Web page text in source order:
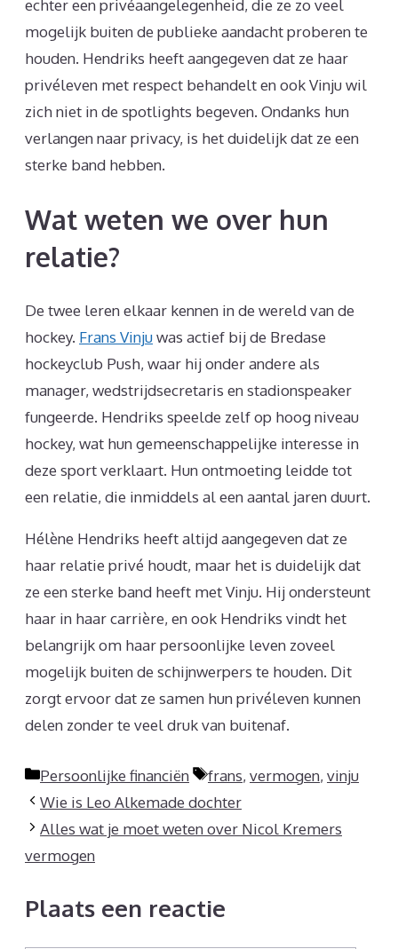
echter een privéaangelegenheid, die ze zo veel
mogelijk buiten de publieke aandacht proberen te
houden. Hendriks heeft aangegeven dat ze haar
privéleven met respect behandelt en ook Vinju wil
zich niet in de spotlights begeven. Ondanks hun
verlangen naar privacy, is het duidelijk dat ze een
sterke band hebben.
Wat weten we over hun
relatie?
De twee leren elkaar kennen in de wereld van de
hockey. Frans Vinjuwas actief bij de Bredase
hockeyclub Push, waar hij onder andere als
manager, wedstrijdsecretaris en stadionspeaker
fungeerde. Hendriks speelde zelf op hoog niveau
hockey, wat hun gemeenschappelijke interesse in
deze sport verklaart. Hun ontmoeting leidde tot
een relatie, die inmiddels al een aantal jaren duurt.
Hélène Hendriks heeft altijd aangegeven dat ze
haar relatie privé houdt, maar het is duidelijk dat
ze een sterke band heeft met Vinju. Hij ondersteunt
haar in haar carrière, en ook Hendriks vindt het
belangrijk om haar persoonlijke leven zoveel
mogelijk buiten de schijnwerpers te houden. Dit
zorgt ervoor dat ze samen hun privéleven kunnen
delen zonder te veel druk van buitenaf.
Categorieën
Persoonlijke financiën Tags
frans, vermogen, vinju
Wie is Leo Alkemade dochter
Alles wat je moet weten over Nicol Kremers
vermogen
Plaats een reactie